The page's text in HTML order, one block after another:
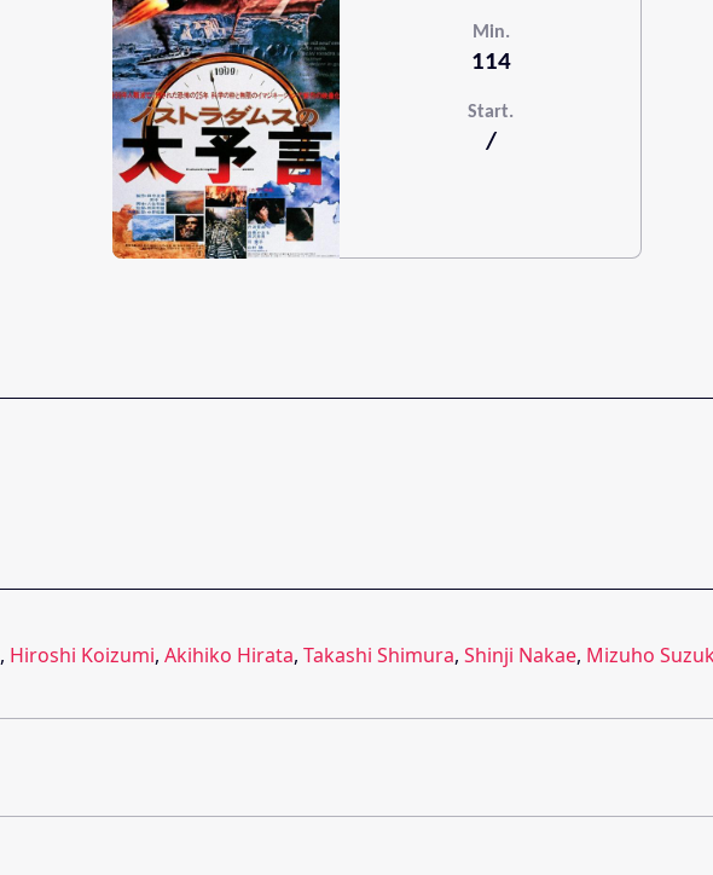
Min.
114
Start.
/
, Hiroshi Koizumi, Akihiko Hirata, Takashi Shimura, Shinji Nakae, Mizuho